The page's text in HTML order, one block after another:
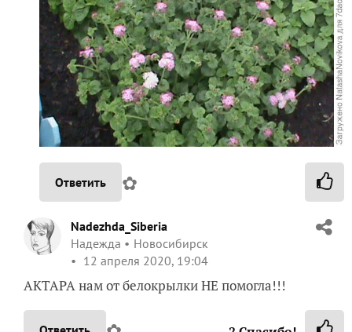
Ответить ✿
Nadezhda_Siberia
Надежда
Новосибирск
12 апреля 2020, 19:04
АКТАРА нам от белокрылки НЕ помогла!!!